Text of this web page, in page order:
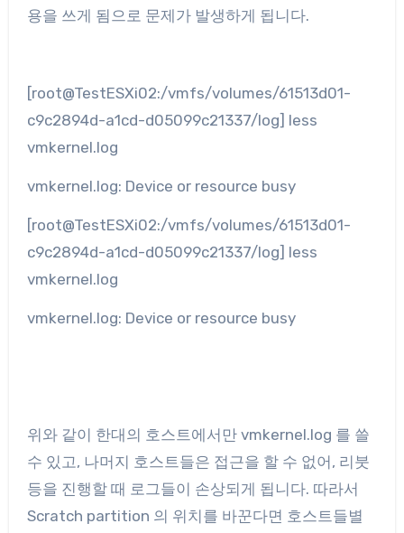
용을 쓰게 됨으로 문제가 발생하게 됩니다.
[root@TestESXi02:/vmfs/volumes/61513d01-
c9c2894d-a1cd-d05099c21337/log] less
vmkernel.log
vmkernel.log: Device or resource busy
[root@TestESXi02:/vmfs/volumes/61513d01-
c9c2894d-a1cd-d05099c21337/log] less
vmkernel.log
vmkernel.log: Device or resource busy
위와 같이 한대의 호스트에서만 vmkernel.log 를 쓸
수 있고, 나머지 호스트들은 접근을 할 수 없어, 리붓
등을 진행할 때 로그들이 손상되게 됩니다. 따라서
Scratch partition 의 위치를 바꾼다면 호스트들별